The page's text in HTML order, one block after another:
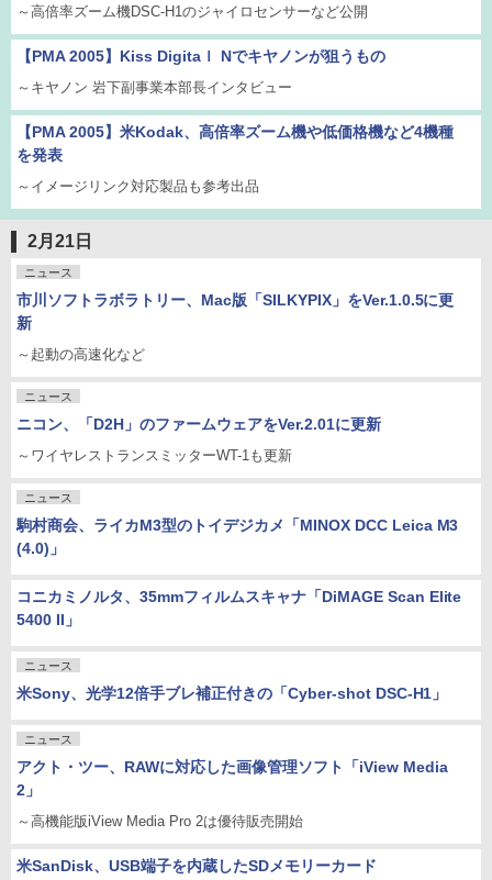
～高倍率ズーム機DSC-H1のジャイロセンサーなど公開
【PMA 2005】Kiss Digitaｌ Nでキヤノンが狙うもの
～キヤノン 岩下副事業本部長インタビュー
【PMA 2005】米Kodak、高倍率ズーム機や低価格機など4機種
を発表
～イメージリンク対応製品も参考出品
2月21日
ニュース
市川ソフトラボラトリー、Mac版「SILKYPIX」をVer.1.0.5に更
新
～起動の高速化など
ニュース
ニコン、「D2H」のファームウェアをVer.2.01に更新
～ワイヤレストランスミッターWT-1も更新
ニュース
駒村商会、ライカM3型のトイデジカメ「MINOX DCC Leica M3
(4.0)」
コニカミノルタ、35mmフィルムスキャナ「DiMAGE Scan Elite
5400 II」
ニュース
米Sony、光学12倍手ブレ補正付きの「Cyber-shot DSC-H1」
ニュース
アクト・ツー、RAWに対応した画像管理ソフト「iView Media
2」
～高機能版iView Media Pro 2は優待販売開始
米SanDisk、USB端子を内蔵したSDメモリーカード